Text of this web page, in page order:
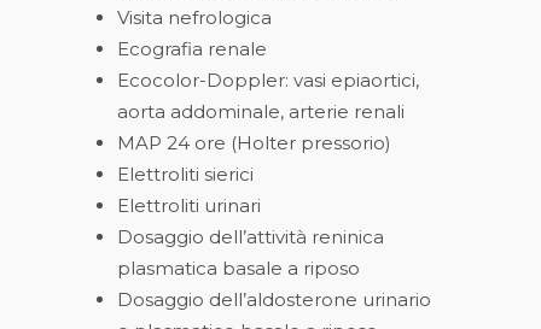
Visita nefrologica
Ecografia renale
Ecocolor-Doppler: vasi epiaortici,
aorta addominale, arterie renali
MAP 24 ore (Holter pressorio)
Elettroliti sierici
Elettroliti urinari
Dosaggio dell’attività reninica
plasmatica basale a riposo
Dosaggio dell’aldosterone urinario